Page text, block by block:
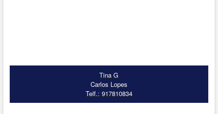
Tina G
Carlos Lopes
Telf.: 917810834